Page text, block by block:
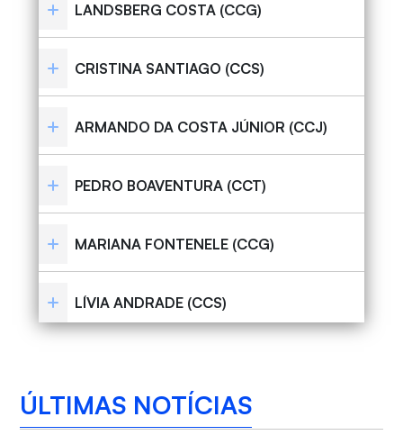
LANDSBERG COSTA (CCG)
CRISTINA SANTIAGO (CCS)
ARMANDO DA COSTA JÚNIOR (CCJ)
PEDRO BOAVENTURA (CCT)
MARIANA FONTENELE (CCG)
LÍVIA ANDRADE (CCS)
ÚLTIMAS NOTÍCIAS